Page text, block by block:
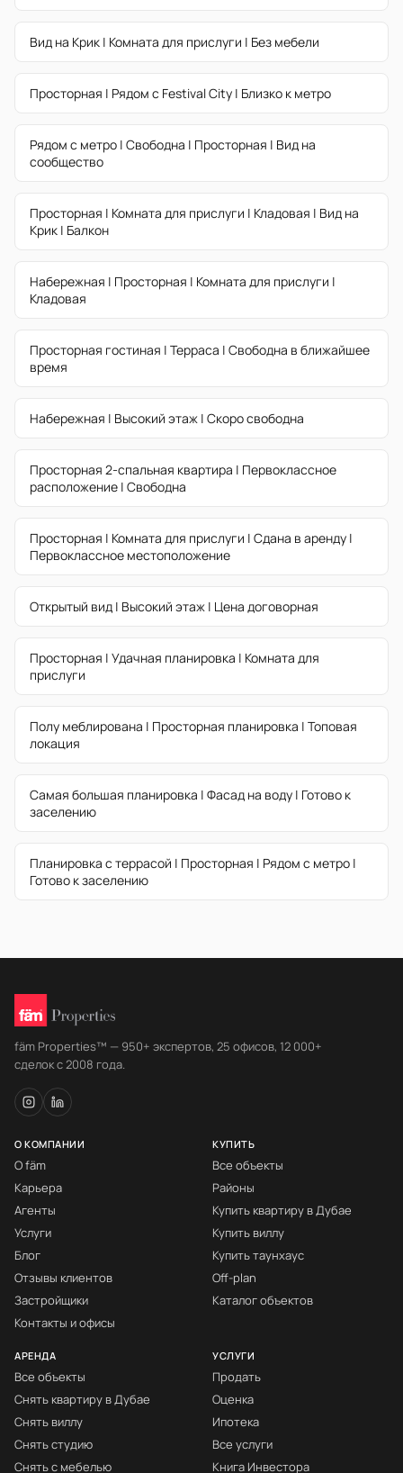
Вид на Крик | Комната для прислуги | Без мебели
Просторная | Рядом с Festival City | Близко к метро
Рядом с метро | Свободна | Просторная | Вид на
сообщество
Просторная | Комната для прислуги | Кладовая | Вид на
Крик | Балкон
Набережная | Просторная | Комната для прислуги |
Кладовая
Просторная гостиная | Терраса | Свободна в ближайшее
время
Набережная | Высокий этаж | Скоро свободна
Просторная 2-спальная квартира | Первоклассное
расположение | Свободна
Просторная | Комната для прислуги | Сдана в аренду |
Первоклассное местоположение
Открытый вид | Высокий этаж | Цена договорная
Просторная | Удачная планировка | Комната для
прислуги
Полу меблирована | Просторная планировка | Топовая
локация
Самая большая планировка | Фасад на воду | Готово к
заселению
Планировка с террасой | Просторная | Рядом с метро |
Готово к заселению
fäm Properties™ — 950+ экспертов, 25 офисов, 12 000+
сделок с 2008 года.
О КОМПАНИИ
О fäm
Карьера
Агенты
Услуги
Блог
Отзывы клиентов
Застройщики
Контакты и офисы
КУПИТЬ
Все объекты
Районы
Купить квартиру в Дубае
Купить виллу
Купить таунхаус
Off-plan
Каталог объектов
АРЕНДА
Все объекты
Снять квартиру в Дубае
Снять виллу
Снять студию
Снять с мебелью
УСЛУГИ
Продать
Оценка
Ипотека
Все услуги
Книга Инвестора